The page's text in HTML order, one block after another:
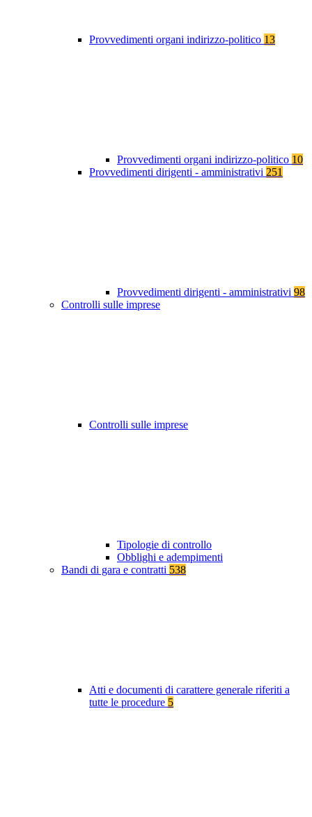
Provvedimenti organi indirizzo-politico 13
Provvedimenti organi indirizzo-politico 10
Provvedimenti dirigenti - amministrativi 251
Provvedimenti dirigenti - amministrativi 98
Controlli sulle imprese
Controlli sulle imprese
Tipologie di controllo
Obblighi e adempimenti
Bandi di gara e contratti 538
Atti e documenti di carattere generale riferiti a
tutte le procedure 5